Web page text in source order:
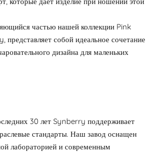
частью нашей коллекции Pink
собой идеальное сочетание
дизайна для маленьких
30 лет Synberry поддерживает
стандарты. Наш завод оснащен
лабораторией и современным